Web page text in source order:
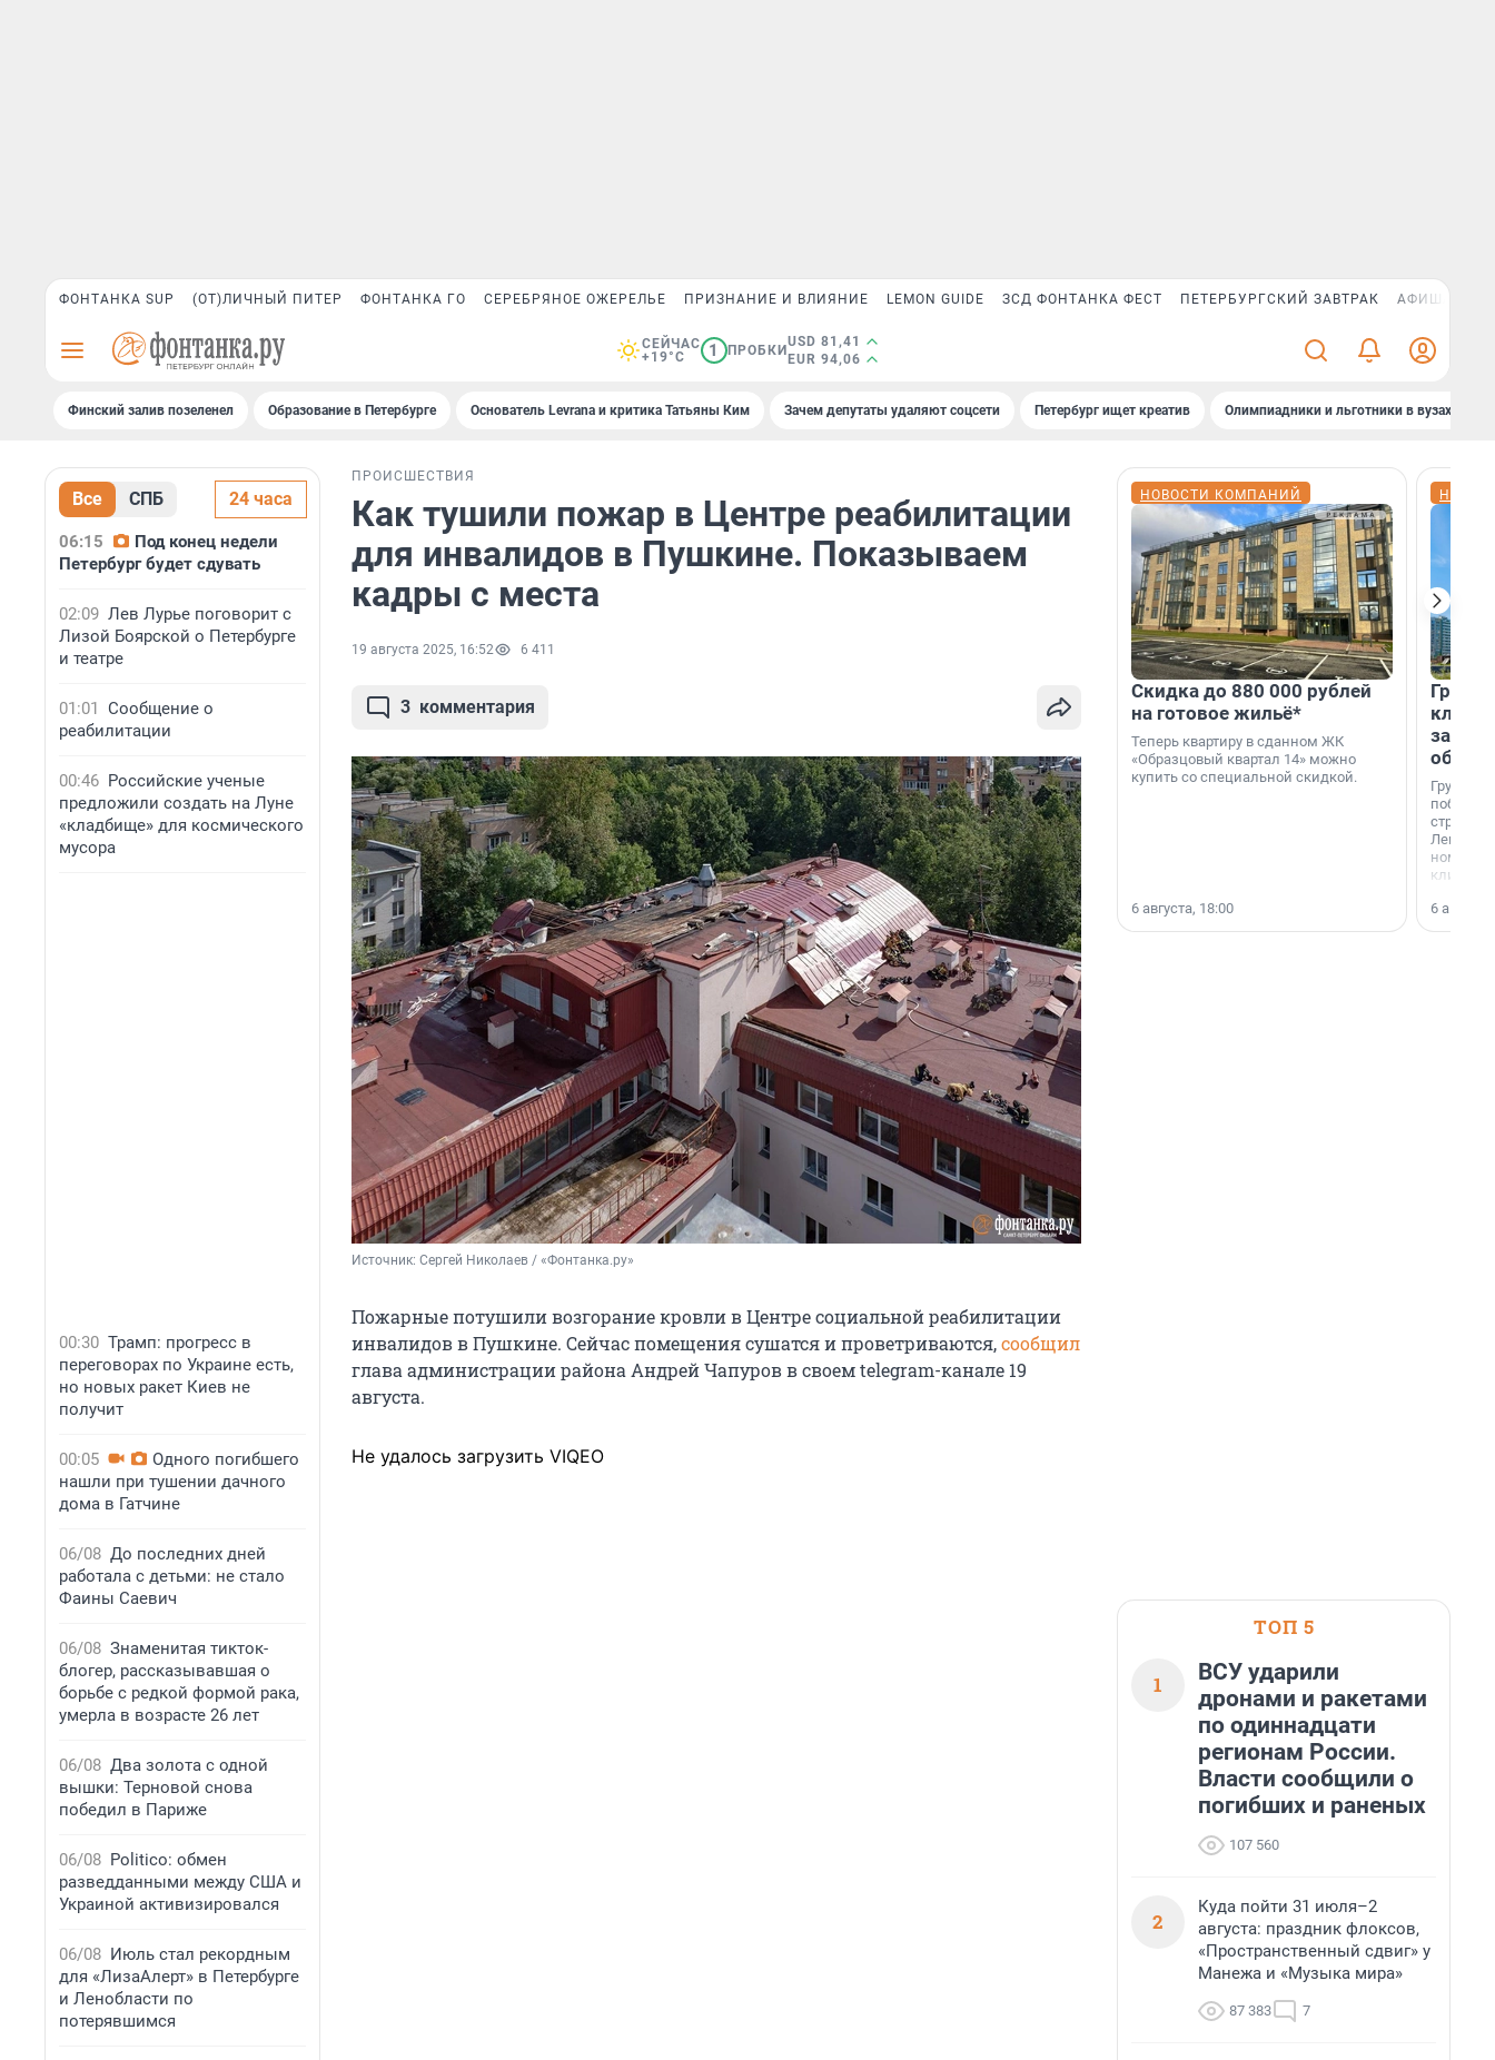
ФОНТАНКА SUP (ОТ)ЛИЧНЫЙ ПИТЕР ФОНТАНКА ГО СЕРЕБРЯНОЕ ОЖЕРЕЛЬЕ ПРИЗНАНИЕ И ВЛИЯНИЕ LEMON GUIDE ЗСД ФОНТАНКА ФЕСТ ПЕТЕРБУРГСКИЙ ЗАВТРАК АФИША PLUS
СЕЙЧАС
+19°C
1 ПРОБКИ
USD 81,41
EUR 94,06
Финский залив позеленел Образование в Петербурге Основатель Levrana и критика Татьяны Ким Зачем депутаты удаляют соцсети Петербург ищет креатив Олимпиадники и льготники в вузах СПб
Все СПБ 24 часа
06:15
Под конец недели
Петербург будет сдувать
02:09 Лев Лурье поговорит с
Лизой Боярской о Петербурге
и театре
01:01 Сообщение о
реабилитации
00:46 Российские ученые
предложили создать на Луне
«кладбище» для космического
мусора
00:30 Трамп: прогресс в
переговорах по Украине есть,
но новых ракет Киев не
получит
00:05
Одного погибшего
нашли при тушении дачного
дома в Гатчине
06/08 До последних дней
работала с детьми: не стало
Фаины Саевич
06/08 Знаменитая тикток-
блогер, рассказывавшая о
борьбе с редкой формой рака,
умерла в возрасте 26 лет
06/08 Два золота с одной
вышки: Терновой снова
победил в Париже
06/08 Politico: обмен
разведданными между США и
Украиной активизировался
06/08 Июль стал рекордным
для «ЛизаАлерт» в Петербурге
и Ленобласти по
потерявшимся
ПРОИСШЕСТВИЯ
Как тушили пожар в Центре реабилитации
для инвалидов в Пушкине. Показываем
кадры с места
19 августа 2025, 16:52 6 411
3 комментария
Источник: Сергей Николаев / «Фонтанка.ру»
Пожарные потушили возгорание кровли в Центре социальной реабилитации
инвалидов в Пушкине. Сейчас помещения сушатся и проветриваются,сообщил
глава администрации района Андрей Чапуров в своем telegram-канале 19
августа.
Не удалось загрузить VIQEO
НОВОСТИ КОМПАНИЙ
Скидка до 880 000 рублей
на готовое жильё*
Теперь квартиру в сданном ЖК
«Образцовый квартал 14» можно
купить со специальной скидкой.
6 августа, 18:00
Группа
области».
6
ТОП 5
1
ВСУ ударили
дронами и ракетами
по одиннадцати
регионам России.
Власти сообщили о
погибших и раненых
107 560
2
Куда пойти 31 июля–2
августа: праздник флоксов,
«Пространственный сдвиг» у
Манежа и «Музыка мира»
87 383 7